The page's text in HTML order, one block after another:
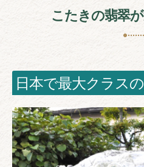
こたきの翡翠
日本で最大クラス